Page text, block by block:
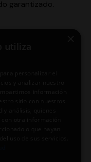
garantizado.